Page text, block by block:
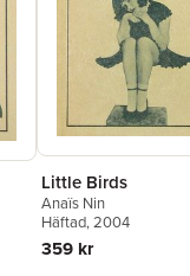
Little Birds
Anaïs Nin
Häftad, 2004
359 kr